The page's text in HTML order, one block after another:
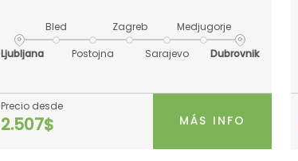
Ljubljana
Bled
Postojna
Zagreb
Sarajevo
Medjugorje
Dubrovnik
Precio desde
2.507$ MÁS INFO